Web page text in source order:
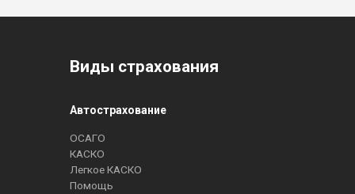
Виды страхования
Автострахование
ОСАГО
КАСКО
Легкое КАСКО
Помощь